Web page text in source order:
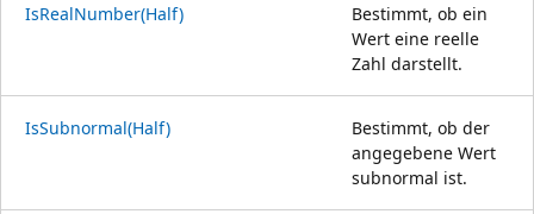
IsRealNumber(Half)
Bestimmt, ob ein
Wert eine reelle
Zahl darstellt.
IsSubnormal(Half)
Bestimmt, ob der
angegebene Wert
subnormal ist.